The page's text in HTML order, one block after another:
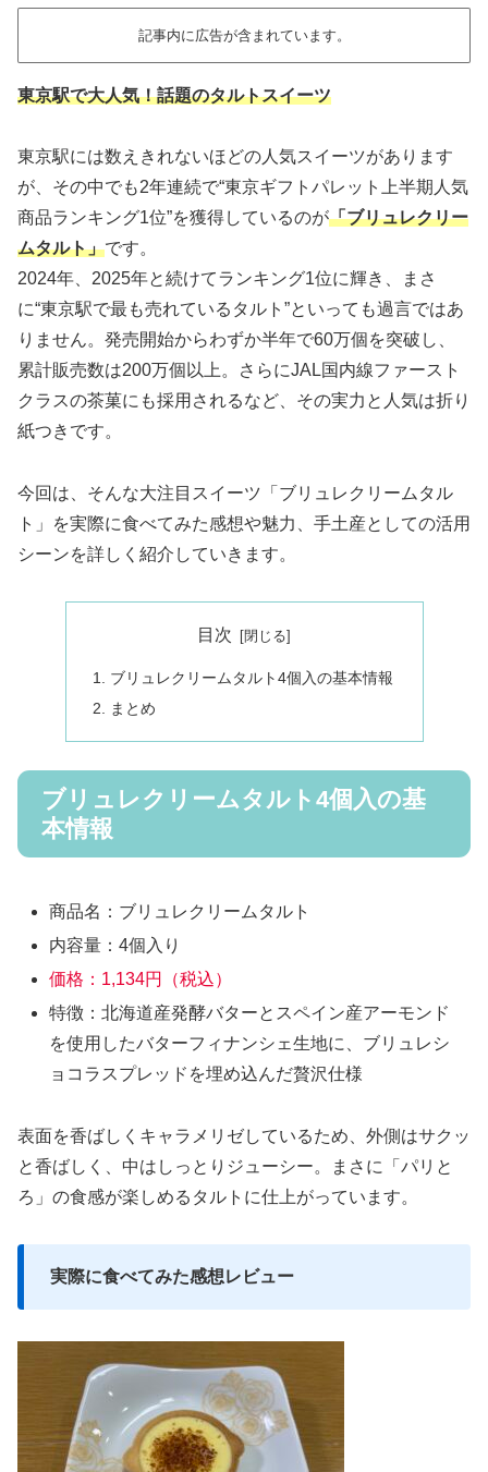
記事内に広告が含まれています。
東京駅で大人気！話題のタルトスイーツ
東京駅には数えきれないほどの人気スイーツがあります
が、その中でも2年連続で“東京ギフトパレット上半期人気
商品ランキング1位”を獲得しているのが「ブリュレクリー
ムタルト」です。
2024年、2025年と続けてランキング1位に輝き、まさ
に“東京駅で最も売れているタルト”といっても過言ではあ
りません。発売開始からわずか半年で60万個を突破し、
累計販売数は200万個以上。さらにJAL国内線ファースト
クラスの茶菓にも採用されるなど、その実力と人気は折り
紙つきです。
今回は、そんな大注目スイーツ「ブリュレクリームタル
ト」を実際に食べてみた感想や魅力、手土産としての活用
シーンを詳しく紹介していきます。
目次
ブリュレクリームタルト4個入の基本情報
まとめ
ブリュレクリームタルト4個入の基
本情報
商品名：ブリュレクリームタルト
内容量：4個入り
価格：1,134円（税込）
特徴：北海道産発酵バターとスペイン産アーモンド
を使用したバターフィナンシェ生地に、ブリュレシ
ョコラスプレッドを埋め込んだ贅沢仕様
表面を香ばしくキャラメリゼしているため、外側はサクッ
と香ばしく、中はしっとりジューシー。まさに「パリと
ろ」の食感が楽しめるタルトに仕上がっています。
実際に食べてみた感想レビュー